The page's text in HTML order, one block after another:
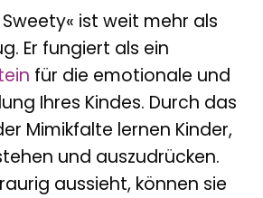
Sweety« ist weit mehr als
Er fungiert als ein
für die emotionale und
Ihres Kindes. Durch das
Mimikfalte lernen Kinder,
und auszudrücken.
aussieht, können sie